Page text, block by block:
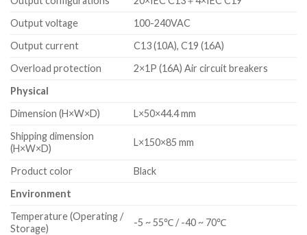
Output voltage
100-240VAC
Output current
C13 (10A), C19 (16A)
Overload protection
2×1P (16A) Air circuit breakers
Physical
Dimension (H×W×D)
L×50×44.4 mm
Shipping dimension
(H×W×D)
L×150×85 mm
Product color
Black
Environment
Temperature (Operating /
Storage)
-5 ~ 55℃ / -40 ~ 70℃